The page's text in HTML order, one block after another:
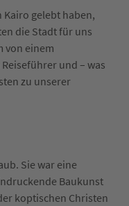
Kairo gelebt haben,
die Stadt für uns
von einem
und – was
zu unserer
Sie war eine
Baukunst
koptischen Christen